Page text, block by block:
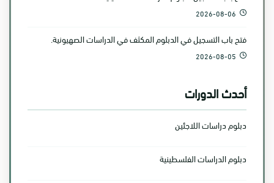
2026-08-06
فتح باب التسجيل في الدبلوم المكثف في الدراسات الصهيونية.
2026-08-05
أحدث الدورات
دبلوم دراسات اللاجئين
دبلوم الدراسات الفلسطينية